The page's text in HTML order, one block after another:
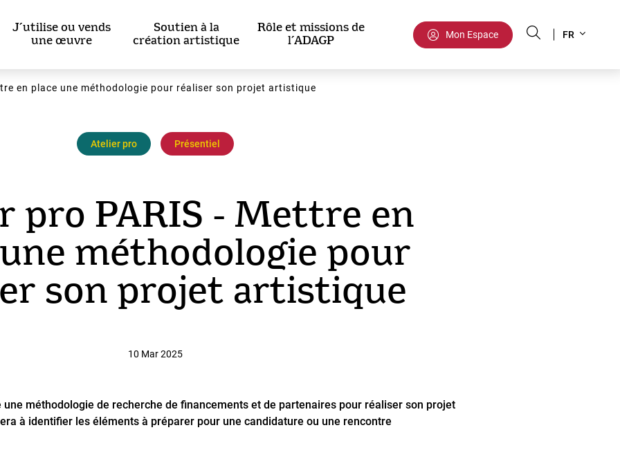
J’utilise ou vends
une œuvre
Soutien à la
création artistique
Rôle et missions de
l’ADAGP
Mon Espace
your
FR
en place une méthodologie pour réaliser son projet artistique
Atelier pro Présentiel
pro PARIS - Mettre en
méthodologie pour
son projet artistique
10 Mar 2025
une méthodologie de recherche de financements et de partenaires pour réaliser son projet
à identifier les éléments à préparer pour une candidature ou une rencontre